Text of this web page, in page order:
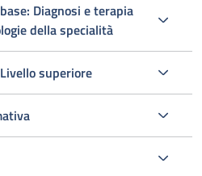
Diagnosi e terapia
della specialità
superiore